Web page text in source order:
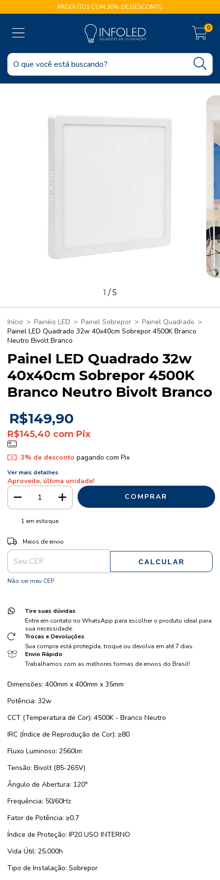
PRODUTOS COM 30% DE DESCONTO
0
1 /5
Início > Painéis LED > Painel Sobrepor > Painel Quadrado >
Painel LED Quadrado 32w 40x40cm Sobrepor 4500K Branco
Neutro Bivolt Branco
Painel LED Quadrado 32w
40x40cm Sobrepor 4500K
Branco Neutro Bivolt Branco
R$149,90
R$145,40 com Pix
3% de desconto pagando com Pix
Ver mais detalhes
Aproveite, última unidade!
1 em estoque
Entregas para o CEP:
Meios de envio
CALCULAR
Não sei meu CEP
Tire suas dúvidas
Entre em contato no WhatsApp para escolher o produto ideal para
sua necessidade.
Trocas e Devoluções
Sua compra está protegida, troque ou devolva em até 7 dias.
Envio Rápido
Trabalhamos com as melhores formas de envios do Brasil!
Dimensões: 400mm x 400mm x 35mm
Potência: 32w
CCT (Temperatura de Cor): 4500K - Branco Neutro
IRC (Índice de Reprodução de Cor): ≥80
Fluxo Luminoso: 2560lm
Tensão: Bivolt (85-265V)
Ângulo de Abertura: 120°
Frequência: 50/60Hz
Fator de Potência: ≥0.7
Índice de Proteção: IP20 USO INTERNO
Vida Útil: 25.000h
Tipo de Instalação: Sobrepor